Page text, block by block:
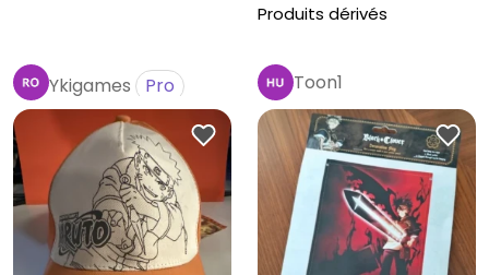
Produits dérivés
Ykigames Pro Toon1